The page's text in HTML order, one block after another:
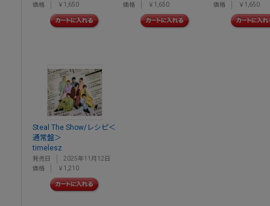
価格
￥1,650
価格
￥1,650
価格
￥1,650
Steal The Show/レシピ＜
通常盤＞
timelesz
発売日
2025年11月12日
価格
￥1,210